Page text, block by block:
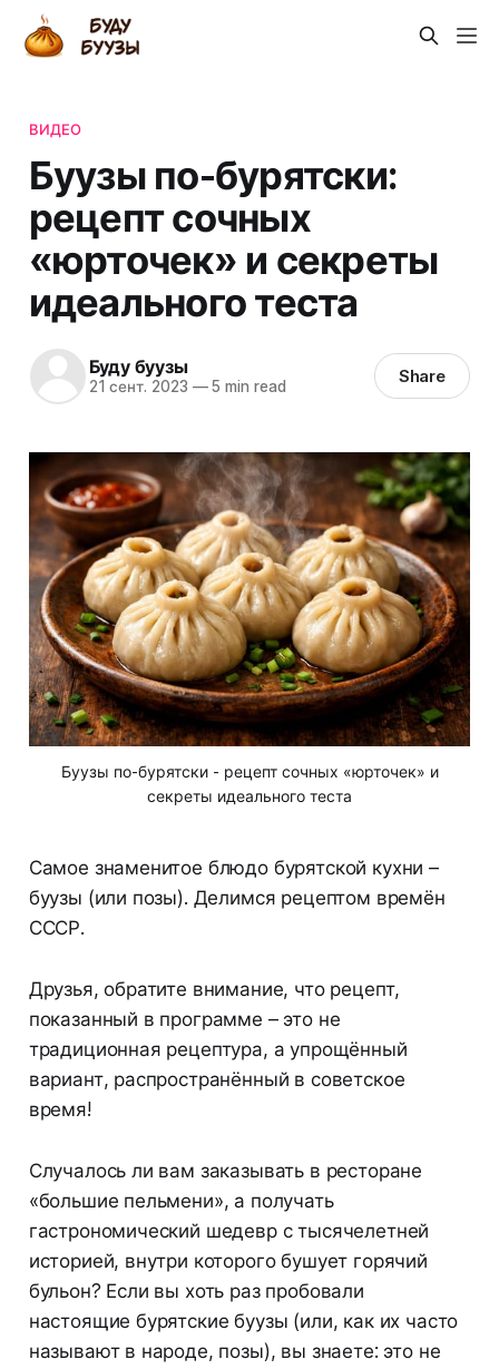
ВИДЕО
Буузы по-бурятски:
рецепт сочных
«юрточек» и секреты
идеального теста
Буду буузы
21 сент. 2023 —5 min read Share
Буузы по-бурятски - рецепт сочных «юрточек» и
секреты идеального теста
Самое знаменитое блюдо бурятской кухни –
буузы (или позы). Делимся рецептом времён
СССР.
Друзья, обратите внимание, что рецепт,
показанный в программе – это не
традиционная рецептура, а упрощённый
вариант, распространённый в советское
время!
Случалось ли вам заказывать в ресторане
«большие пельмени», а получать
гастрономический шедевр с тысячелетней
историей, внутри которого бушует горячий
бульон? Если вы хоть раз пробовали
настоящие бурятские буузы (или, как их часто
называют в народе, позы), вы знаете: это не